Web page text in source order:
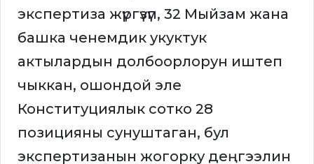
экспертиза жүргүзүп, 32 Мыйзам жана
башка ченемдик укуктук
актылардын долбоорлорун иштеп
чыккан, ошондой эле
Конституциялык сотко 28
позицияны сунуштаган, бул
экспертизанын жогорку деңгээлин